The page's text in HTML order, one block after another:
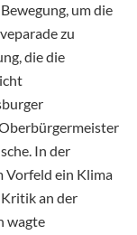
um die
zu
die die
In der
Vorfeld ein Klima
an der
wagte